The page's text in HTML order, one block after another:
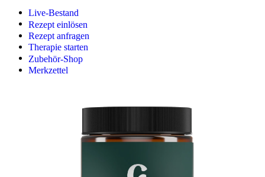
Live-Bestand
Rezept einlösen
Rezept anfragen
Therapie starten
Zubehör-Shop
Merkzettel